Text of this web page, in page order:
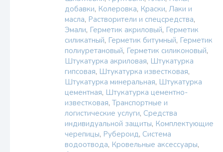
добавки, Колеровка, Краски, Лаки и
масла, Растворители и спецсредства,
Эмали, Герметик акриловый, Герметик
силикатный, Герметик битумный, Герметик
полиуретановый, Герметик силиконовый,
Штукатурка акриловая, Штукатурка
гипсовая, Штукатурка известковая,
Штукатурка минеральная, Штукатурка
цементная, Штукатурка цементно-
известковая, Транспортные и
логистические услуги, Средства
индивидуальной защиты, Комплектующие
черепицы, Рубероид, Система
водоотвода, Кровельные аксессуары,